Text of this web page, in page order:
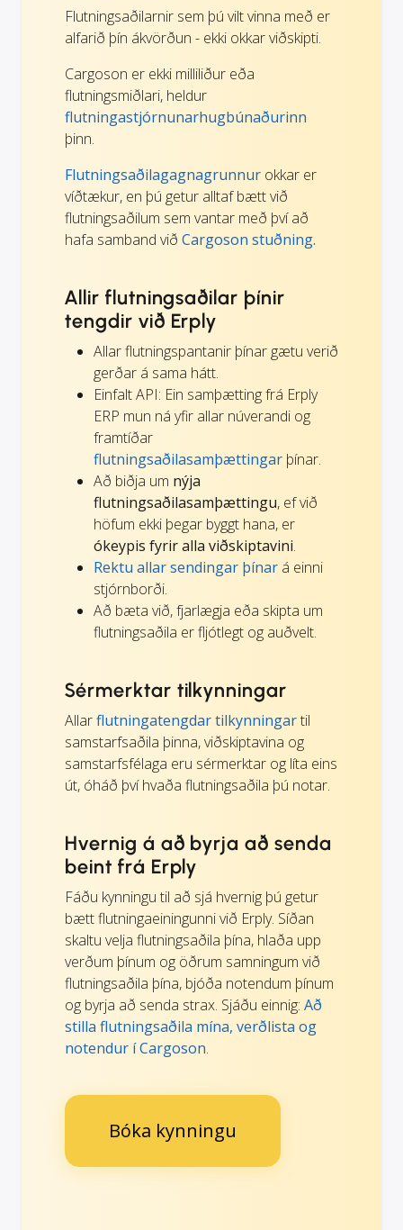
Flutningsaðilarnir sem þú vilt vinna með er
alfarið þín ákvörðun - ekki okkar viðskipti.
Cargoson er ekki milliliður eða
flutningsmiðlari, heldur
flutningastjórnunarhugbúnaðurinn
þinn.
Flutningsaðilagagnagrunnur okkar er
víðtækur, en þú getur alltaf bætt við
flutningsaðilum sem vantar með því að
hafa samband við Cargoson stuðning.
Allir flutningsaðilar þínir
tengdir við Erply
Allar flutningspantanir þínar gætu verið
gerðar á sama hátt.
Einfalt API: Ein samþætting frá Erply
ERP mun ná yfir allar núverandi og
framtíðar
flutningsaðilasamþættingar þínar.
Að biðja um nýja
flutningsaðilasamþættingu, ef við
höfum ekki þegar byggt hana, er
ókeypis fyrir alla viðskiptavini.
Rektu allar sendingar þínar á einni
stjórnborði.
Að bæta við, fjarlægja eða skipta um
flutningsaðila er fljótlegt og auðvelt.
Sérmerktar tilkynningar
Allarflutningatengdar tilkynningartil
samstarfsaðila þinna, viðskiptavina og
samstarfsfélaga eru sérmerktar og líta eins
út, óháð því hvaða flutningsaðila þú notar.
Hvernig á að byrja að senda
beint frá Erply
Fáðu kynningu til að sjá hvernig þú getur
bætt flutningaeiningunni við Erply. Síðan
skaltu velja flutningsaðila þína, hlaða upp
verðum þínum og öðrum samningum við
flutningsaðila þína, bjóða notendum þínum
og byrja að senda strax. Sjáðu einnig: Að
stilla flutningsaðila mína, verðlista og
notendur í Cargoson.
Bóka kynningu